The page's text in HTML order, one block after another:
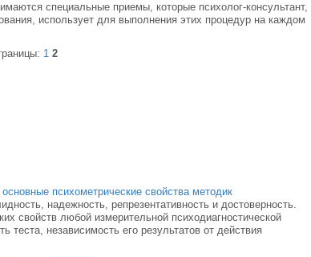
специальные приемы, которые психолог-консультант,
использует для выполнения этих процедур на каждом
1 2
психометрические свойства методик
надежность, репрезентативность и достоверность.
свойств любой измерительной психодиагностической
теста, независимость его результатов от действия